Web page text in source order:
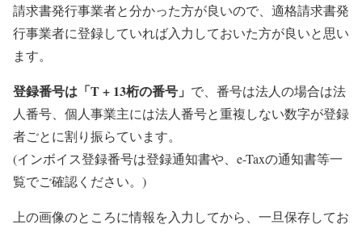
請求書発行事業者と分かった方が良いので、適格請求書発
行事業者に登録していれば入力しておいた方が良いと思い
ます。
登録番号は「T + 13桁の番号」 で、番号は法人の場合は法
人番号、個人事業主には法人番号と重複しない数字が登録
者ごとに割り振らています。
(インボイス登録番号は登録通知書や、e-Taxの通知書等一
覧でご確認ください。)
上の画像のところに情報を入力してから、一旦保存してお